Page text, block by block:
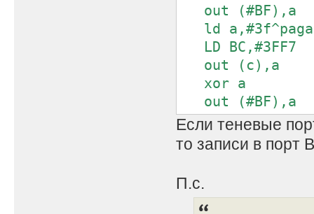
out (#BF),a
ld a,#3f^paga
LD BC,#3FF7
out (c),a
xor a
out (#BF),a
Если теневые
то записи в порт
П.с.